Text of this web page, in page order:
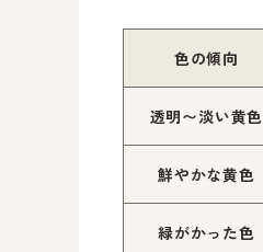
色の傾向
透明〜淡い黄色
鮮やかな黄色
緑がかった色